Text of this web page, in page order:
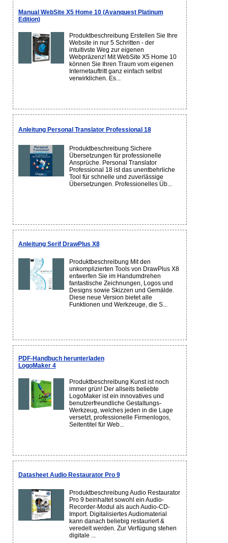
Manual WebSite X5 Home 10 (Avanquest Platinum
Edition)
Produktbeschreibung Erstellen Sie Ihre
Website in nur 5 Schritten - der
intuitivste Weg zur eigenen
Webpräzenz! Mit WebSite X5 Home 10
können Sie Ihren Traum vom eigenen
Internetauftritt ganz einfach selbst
verwirklichen. Es...
Anleitung Personal Translator Professional 18
Produktbeschreibung Sichere
Übersetzungen für professionelle
Ansprüche. Personal Translator
Professional 18 ist das unentbehrliche
Tool für schnelle und zuverlässige
Übersetzungen. Professionelles Üb...
Anleitung Serif DrawPlus X8
Produktbeschreibung Mit den
unkomplizierten Tools von DrawPlus X8
entwerfen Sie im Handumdrehen
fantastische Zeichnungen, Logos und
Designs sowie Skizzen und Gemälde.
Diese neue Version bietet alle
Funktionen und Werkzeuge, die S...
PDF-Handbuch herunterladen
LogoMaker 4
Produktbeschreibung Kunst ist noch
immer grün! Der allseits beliebte
LogoMaker ist ein innovatives und
benutzerfreundliche Gestaltungs-
Werkzeug, welches jeden in die Lage
versetzt, professionelle Firmenlogos,
Seitentitel für Web...
Datasheet Audio Restaurator Pro 9
Produktbeschreibung Audio Restaurator
Pro 9 beinhaltet sowohl ein Audio-
Recorder-Modul als auch Audio-CD-
Import. Digitalisiertes Audiomaterial
kann danach beliebig restauriert &
veredelt werden. Zur Verfügung stehen
digitale ...